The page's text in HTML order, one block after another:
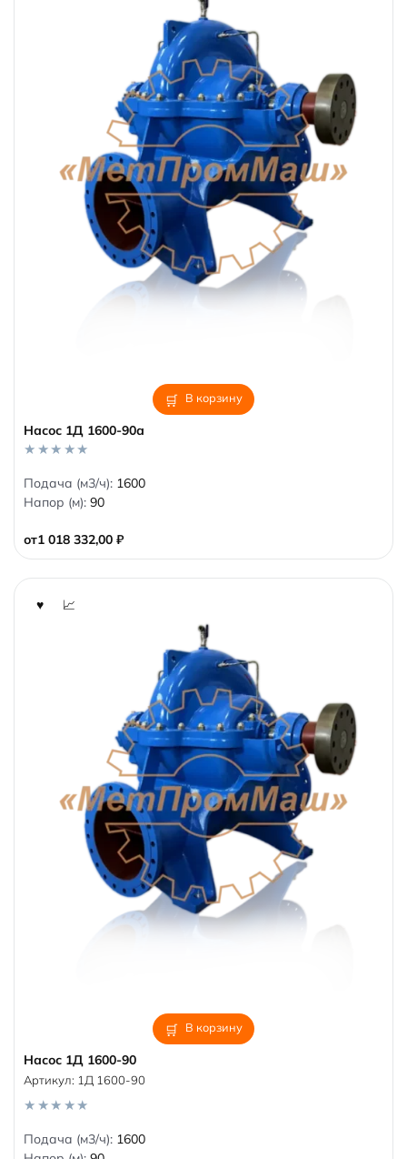
В корзину
Насос 1Д 1600-90а
от1 018 332,00 ₽
0
o
u
f
5
Подача (м3/ч): 1600
Напор (м): 90
В корзину
Насос 1Д 1600-90
Артикул: 1Д 1600-90
0
o
Подача (м3/ч): 1600